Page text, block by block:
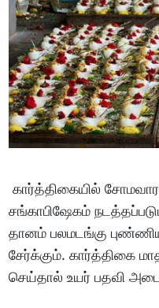
கார்த்திகையில்
சங்காபிஷேகம்
தானம் பலமடங்கு
சேர்க்கும். கார்த்திகை
செய்தால் உயர் பதவி